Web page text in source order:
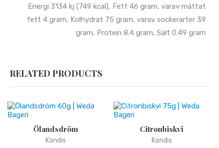
Energi 3134 kj (749 kcal), Fett 46 gram, varav mättat
fett 4 gram, Kolhydrat 75 gram, varav sockerarter 39
gram, Protein 8.4 gram, Salt 0.49 gram
RELATED PRODUCTS
Ölandsdröm
Kondis
Citronbiskvi
Kondis